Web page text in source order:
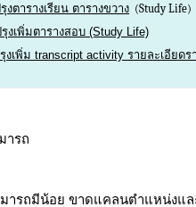
งตารางเรียน ตารางขวาง (Study Life)
งเพิ่มตารางสอบ (Study Life)
งเพิ่ม transcript activity รายละเอียดร
ารถ
ารถมีน้อย ขาดแคลนตำแหน่งแ